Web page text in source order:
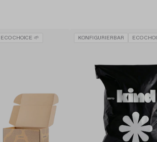
ECO CHOICE 🌱 KONFIGURIERBAR ECO